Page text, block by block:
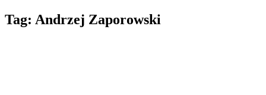
Tag: Andrzej Zaporowski